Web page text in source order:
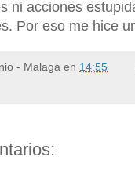
ni acciones
Por eso me hice
- Malaga en 14:55